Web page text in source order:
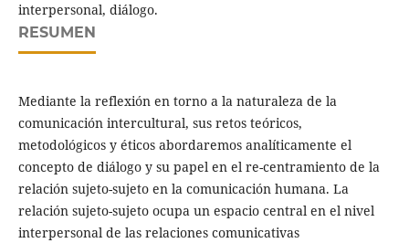
interpersonal, diálogo.
RESUMEN
Mediante la reflexión en torno a la naturaleza de la
comunicación intercultural, sus retos teóricos,
metodológicos y éticos abordaremos analíticamente el
concepto de diálogo y su papel en el re-centramiento de la
relación sujeto-sujeto en la comunicación humana. La
relación sujeto-sujeto ocupa un espacio central en el nivel
interpersonal de las relaciones comunicativas